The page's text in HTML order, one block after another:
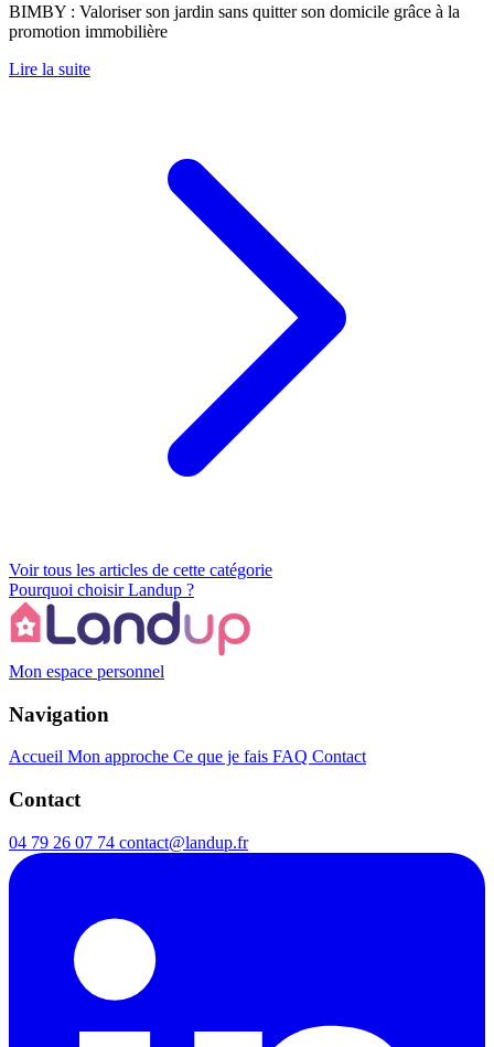
BIMBY : Valoriser son jardin sans quitter son domicile grâce à la
promotion immobilière
Lire la suite
Voir tous les articles de cette catégorie
Pourquoi choisir Landup ?
Mon espace personnel
Navigation
Accueil Mon approche Ce que je fais FAQ Contact
Contact
04 79 26 07 74 contact@landup.fr